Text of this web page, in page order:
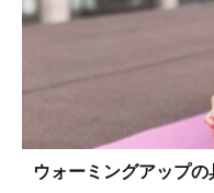
ウォーミングアップ